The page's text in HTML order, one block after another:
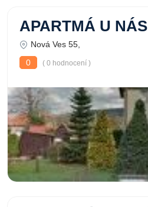
APARTMÁ U NÁS
Nová Ves 55,
0
( 0 hodnocení )